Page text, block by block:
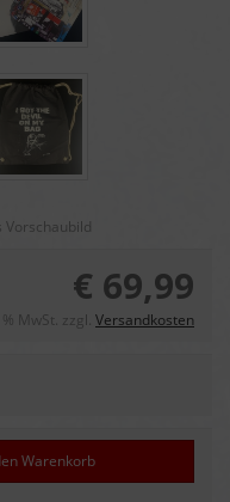
Vorschaubild
€ 69,99
MwSt. zzgl. Versandkosten
Warenkorb